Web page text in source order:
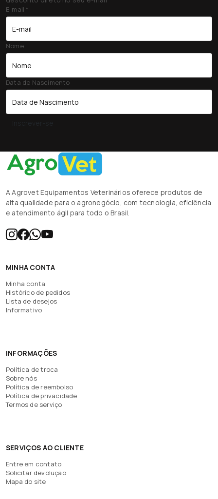
E-mail*
Nome
Data de Nascimento
A Agrovet Equipamentos Veterinários oferece produtos de
alta qualidade para o agronegócio, com tecnologia, eficiência
e atendimento ágil para todo o Brasil.
MINHA CONTA
Minha conta
Histórico de pedidos
Lista de desejos
Informativo
INFORMAÇÕES
Política de troca
Sobre nós
Política de reembolso
Política de privacidade
Termos de serviço
SERVIÇOS AO CLIENTE
Entre em contato
Solicitar devolução
Mapa do site